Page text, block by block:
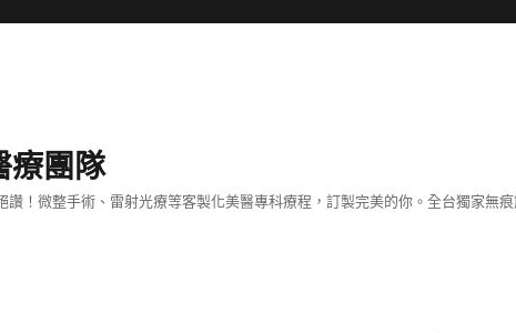
療團隊
！微整手術、雷射光療等客製化美醫專科療程，訂製完美的你。全台獨家無